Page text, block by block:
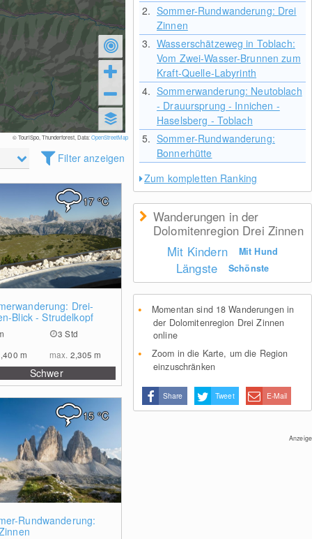
© TouriSpo, Thunderforest, Data:OpenStreetMap
Filter anzeigen
Drei-
Blick - Strudelkopf
3 Std
m max. 2,305m
Schwer
17°C
Rundwanderung:
15°C
2. Sommer-Rundwanderung: Drei
Zinnen
3. Wasserschätzeweg in Toblach:
Vom Zwei-Wasser-Brunnen zum
Kraft-Quelle-Labyrinth
4. Sommerwanderung: Neutoblach
- Drauursprung - Innichen -
Haselsberg - Toblach
5. Sommer-Rundwanderung:
Bonnerhütte
Zum kompletten Ranking
Wanderungen in der
Dolomitenregion Drei Zinnen
Mit Kindern
Mit Hund
Längste Schönste
Momentan sind 18 Wanderungen in
der Dolomitenregion Drei Zinnen
online
Zoom in die Karte, um die Region
einzuschränken
Share Tweet E-Mail
Anzeige